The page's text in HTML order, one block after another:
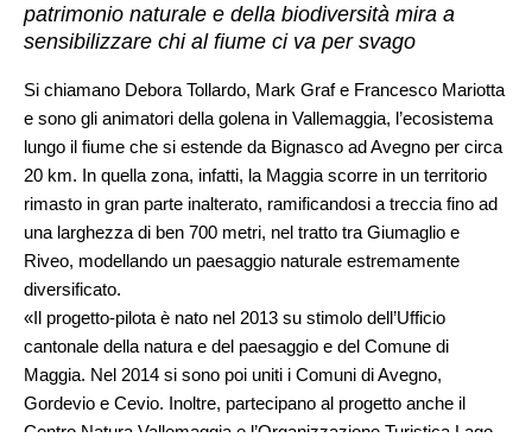
patrimonio naturale e della biodiversità mira a
sensibilizzare chi al fiume ci va per svago
Si chiamano Debora Tollardo, Mark Graf e Francesco Mariotta
e sono gli animatori della golena in Vallemaggia, l’ecosistema
lungo il fiume che si estende da Bignasco ad Avegno per circa
20 km. In quella zona, infatti, la Maggia scorre in un territorio
rimasto in gran parte inalterato, ramificandosi a treccia fino ad
una larghezza di ben 700 metri, nel tratto tra Giumaglio e
Riveo, modellando un paesaggio naturale estremamente
diversificato.
«Il progetto-pilota è nato nel 2013 su stimolo dell’Ufficio
cantonale della natura e del paesaggio e del Comune di
Maggia. Nel 2014 si sono poi uniti i Comuni di Avegno,
Gordevio e Cevio. Inoltre, partecipano al progetto anche il
Centro Natura Vallemaggia e l’Organizzazione Turistica Lago